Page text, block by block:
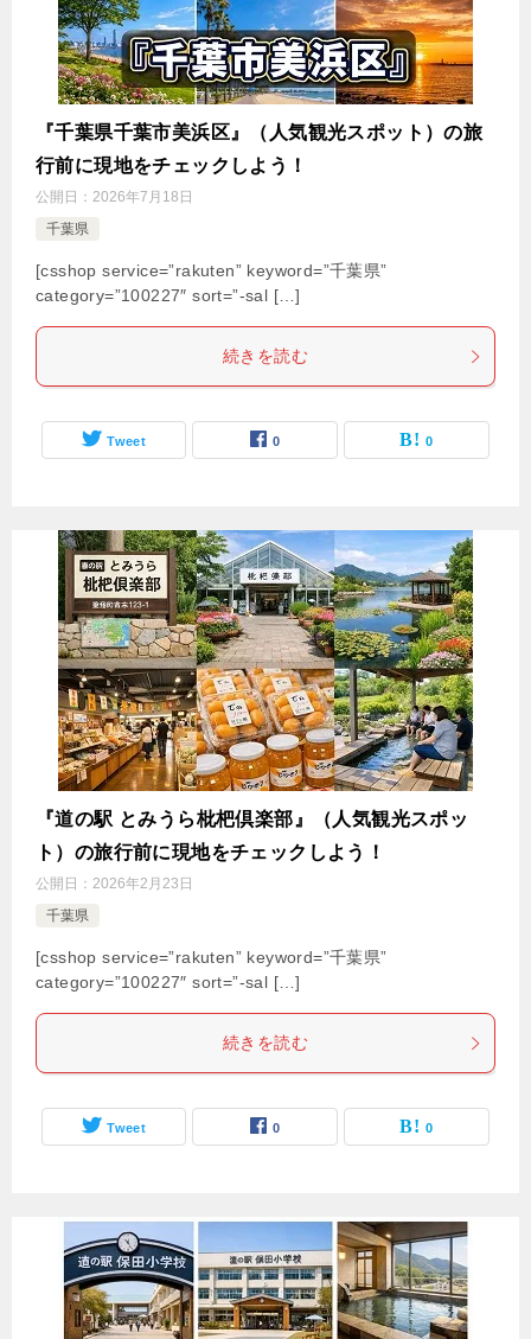
『千葉県千葉市美浜区』（人気観光スポット）の旅
行前に現地をチェックしよう！
公開日： 2026年7月18日
千葉県
[csshop service=”rakuten” keyword=”千葉県”
category=”100227″ sort=”-sal […]
続きを読む
Tweet 0 0
『道の駅 とみうら枇杷倶楽部』（人気観光スポッ
ト）の旅行前に現地をチェックしよう！
公開日： 2026年2月23日
千葉県
[csshop service=”rakuten” keyword=”千葉県”
category=”100227″ sort=”-sal […]
続きを読む
Tweet 0 0